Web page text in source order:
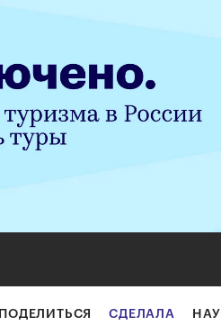
ПОДЕЛИТЬСЯ СДЕЛАЛА